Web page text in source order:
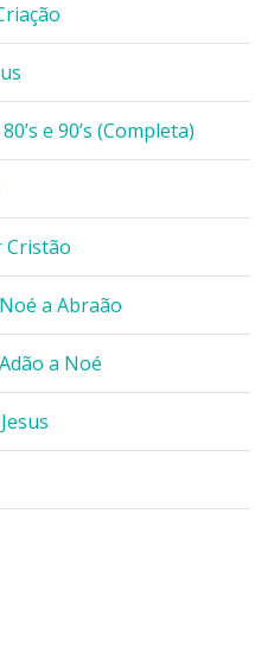
e 90’s (Completa)
Cristão
a Abraão
a Noé